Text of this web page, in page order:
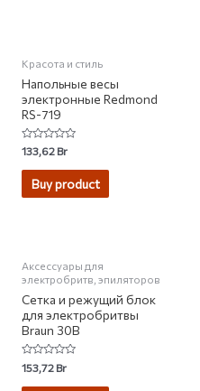
Красота и стиль
Напольные весы
электронные Redmond
RS-719
Rated
0
out
133,62Br
Buy product
Аксессуары для
электробритв, эпиляторов
Сетка и режущий блок
для электробритвы
Braun 30B
Rated
0
out
153,72Br